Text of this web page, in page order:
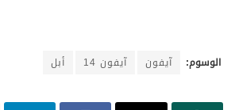
الوسوم: آيفون آيفون 14 أبل